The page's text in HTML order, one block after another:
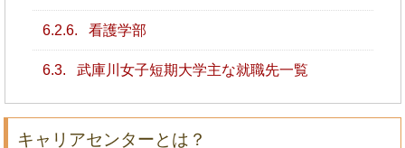
6.2.6. 看護学部
6.3. 武庫川女子短期大学主な就職先一覧
キャリアセンターとは？